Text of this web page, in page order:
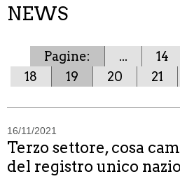
NEWS
Pagine: ... 14
18
19 20 21
16/11/2021
Terzo settore, cosa
del registro unico